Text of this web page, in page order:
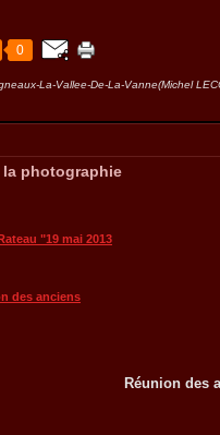
0
La-Vallee-De-La-Vanne(Michel
la photographie
"19 mai 2013
des anciens
du 19